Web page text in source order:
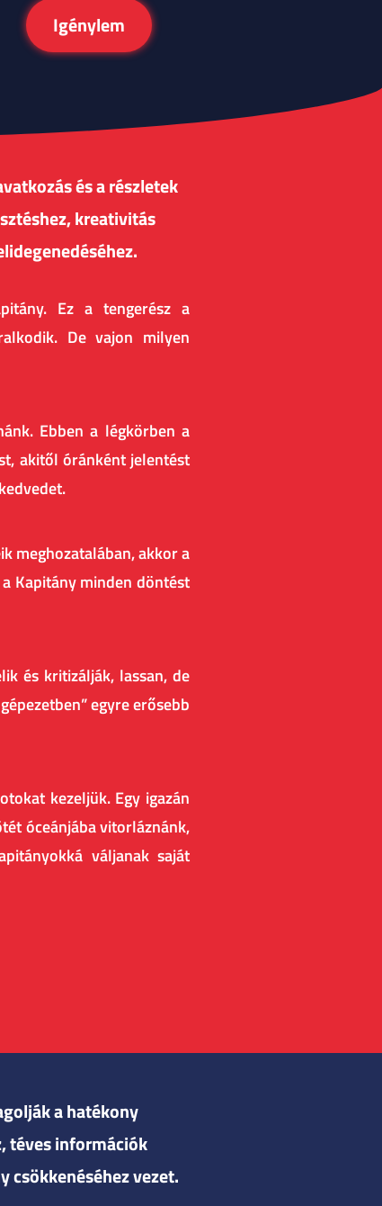
Igénylem
és a részletek
kreativitás
Ez a tengerész a
De vajon milyen
Ebben a légkörben a
akitől óránként jelentést
meghozatalában, akkor a
Kapitány minden döntést
és kritizálják, lassan, de
egyre erősebb
kezeljük. Egy igazán
óceánjába vitorláznánk,
váljanak saját
a hatékony
téves információk
csökkenéséhez vezet.